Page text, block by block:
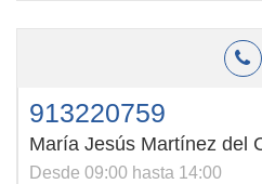
913220759
María Jesús Martínez del
Desde 09:00 hasta 14:00